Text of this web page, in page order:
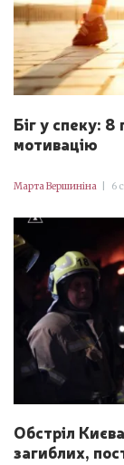
Біг у спеку: 8
мотивацію
Марта Вершиніна 6
Обстріл
загиблих,